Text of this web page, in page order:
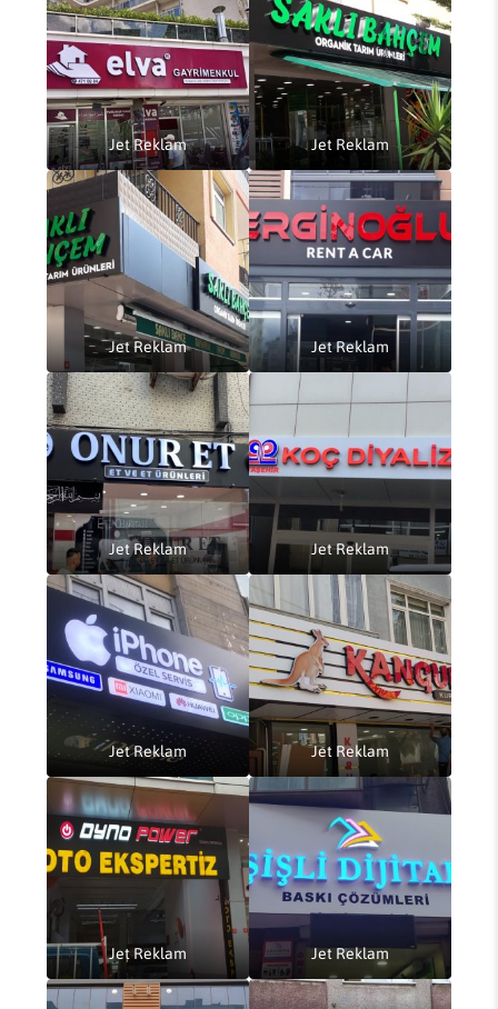
Jet Reklam Jet Reklam
Jet Reklam Jet Reklam
Jet Reklam Jet Reklam
Jet Reklam Jet Reklam
Jet Reklam Jet Reklam